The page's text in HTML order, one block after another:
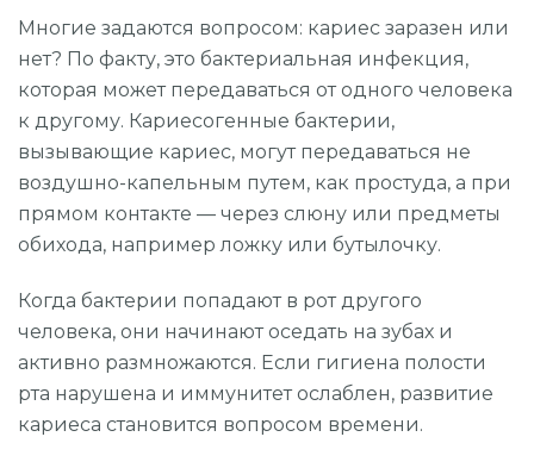
Многие задаются вопросом: кариес заразен или
нет? По факту, это бактериальная инфекция,
которая может передаваться от одного человека
к другому. Кариесогенные бактерии,
вызывающие кариес, могут передаваться не
воздушно-капельным путем, как простуда, а при
прямом контакте — через слюну или предметы
обихода, например ложку или бутылочку.
Когда бактерии попадают в рот другого
человека, они начинают оседать на зубах и
активно размножаются. Если гигиена полости
рта нарушена и иммунитет ослаблен, развитие
кариеса становится вопросом времени.